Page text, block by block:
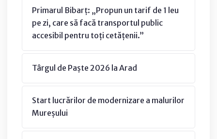
Primarul Bibarț: „Propun un tarif de 1 leu
pe zi, care să facă transportul public
accesibil pentru toți cetățenii.”
Târgul de Paște 2026 la Arad
Start lucrărilor de modernizare a malurilor
Mureșului